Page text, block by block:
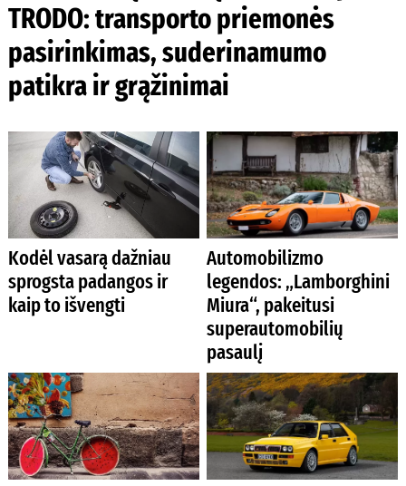
TRODO: transporto priemonės
pasirinkimas, suderinamumo
patikra ir grąžinimai
Kodėl vasarą dažniau
sprogsta padangos ir
kaip to išvengti
Automobilizmo
legendos: „Lamborghini
Miura“, pakeitusi
superautomobilių
pasaulį